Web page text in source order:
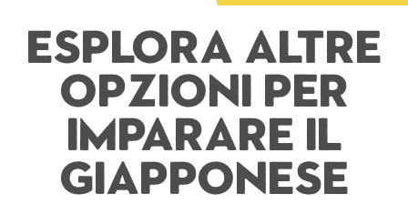
Esplora altre
opzioni per
imparare il
giapponese